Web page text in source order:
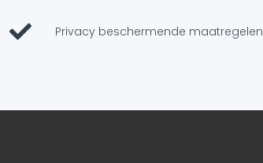
Privacy beschermende maatregelen